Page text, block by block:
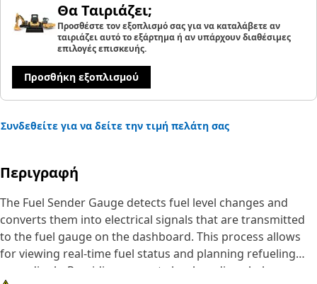
Θα Ταιριάζει;
Προσθέστε τον εξοπλισμό σας για να καταλάβετε αν
ταιριάζει αυτό το εξάρτημα ή αν υπάρχουν διαθέσιμες
επιλογές επισκευής.
Προσθήκη εξοπλισμού
Συνδεθείτε για να δείτε την τιμή πελάτη σας
Περιγραφή
The Fuel Sender Gauge detects fuel level changes and
converts them into electrical signals that are transmitted
to the fuel gauge on the dashboard. This process allows
for viewing real-time fuel status and planning refueling
accordingly. Providing accurate level readings helps